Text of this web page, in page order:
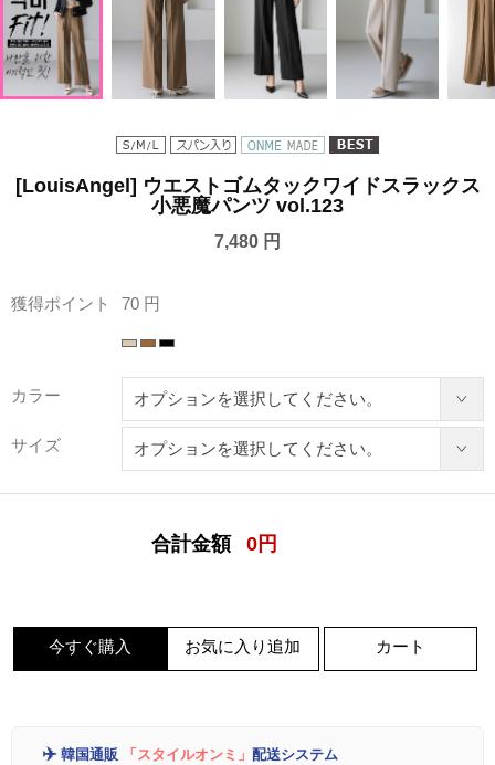
[LouisAngel] ウエストゴムタックワイドスラックス
小悪魔パンツ vol.123
7,480 円
獲得ポイント 70 円
カラー
サイズ
合計金額 0 円
今すぐ購入 お気に入り追加 カート
✈️ 韓国通販 「スタイルオンミ」 配送システム